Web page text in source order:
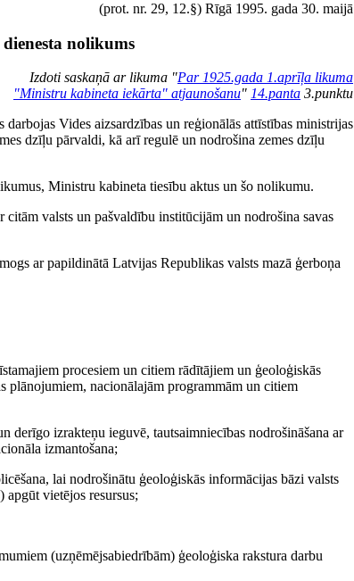
(prot. nr. 29, 12.§) Rīgā 1995. gada 30. maijā
nolikums
Izdoti saskaņā ar likuma "Par 1925.gada 1.aprīļa likuma
"Ministru kabineta iekārta" atjaunošanu" 14.panta 3.punktu
Vides aizsardzības un reģionālās attīstības ministrijas
dzīļu pārvaldi, kā arī regulē un nodrošina zemes dzīļu
Ministru kabineta tiesību aktus un šo nolikumu.
citām valsts un pašvaldību institūcijām un nodrošina savas
ar papildinātā Latvijas Republikas valsts mazā ģerboņa
procesiem un citiem rādītājiem un ģeoloģiskās
plānojumiem, nacionālajām programmām un citiem
derīgo izrakteņu ieguvē, tautsaimniecības nodrošināšana ar
izmantošana;
lai nodrošinātu ģeoloģiskās informācijas bāzi valsts
apgūt vietējos resursus;
(uzņēmējsabiedrībām) ģeoloģiska rakstura darbu